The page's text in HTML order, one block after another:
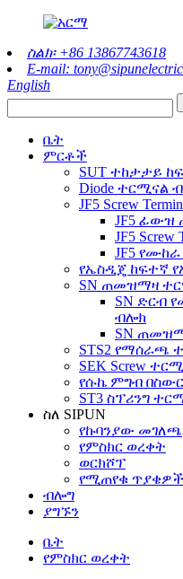
ስልክ፡ +86 13867743618
E-mail:
English
ቤት
ምርቶች
SUT ተከታታይ
Diode ተርሚናል
JF5 Screw
JF5 ፊውዝ
JF5 Screw
JF5
የኤስዲጄ ከፍተኛ
SN ጠመዝማዛ
SN ድርብ
ብሎክ
SN
STS2 የማሰራጫ
SEK Screw
የሱኬ ምግብ
ST3 ስፕሪንግ
ስለ SIPUN
የኩባንያው መገለጫ
የምስክር ወረቀት
ወርክሾፕ
የሚጠየቁ ጥያቄዎች
ብሎግ
ያግኙን
ቤት
የምስክር ወረቀት